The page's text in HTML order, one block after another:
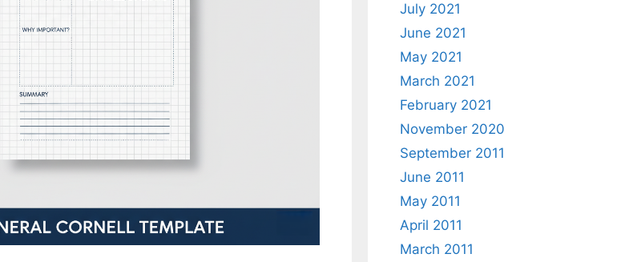
July 2021
June 2021
May 2021
March 2021
February 2021
November 2020
September 2011
June 2011
May 2011
April 2011
March 2011